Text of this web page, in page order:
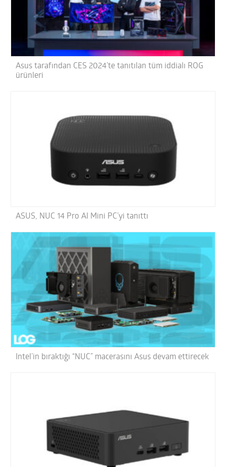
Asus tarafından CES 2024’te tanıtılan tüm iddialı ROG
ürünleri
ASUS, NUC 14 Pro AI Mini PC’yi tanıttı
Intel’in bıraktığı “NUC” macerasını Asus devam ettirecek